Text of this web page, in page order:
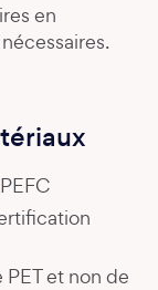
en
et non de